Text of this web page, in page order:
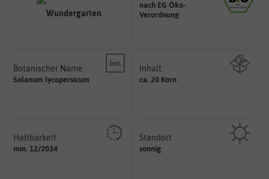
nach EG Öko-
Verordnung
den Richtlinien der biologischen
Landwirtschaft arbeiten.
Inhalt
ca. 20 KornWie viel ist enthalten
Botanischer Name
Solanum lycopersicum
Namen zur eindeutigen
Bestimmung der Pflanze.
Haltbarkeit
min. 12/2024
und Pflanzgut sehr gut keimen
sollte.
Standort
sonnig
Pflanze? (schattig, halbschattig,
sonnig, vollsonnig)